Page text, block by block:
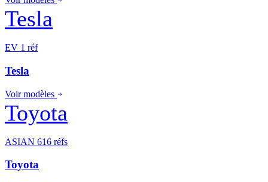
Tesla
EV 1 réf
Tesla
Voir modèles
Toyota
ASIAN 616 réfs
Toyota